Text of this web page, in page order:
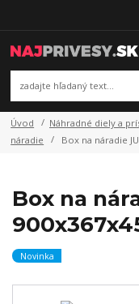
Úvod Náhradné diely a
náradie
Box na náradie
Box na
Novinka